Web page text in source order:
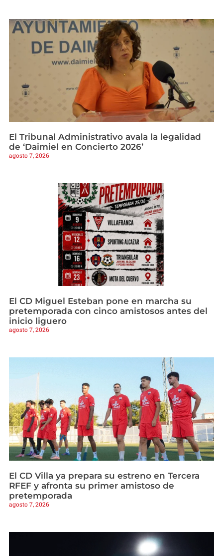
El Tribunal Administrativo avala la legalidad
de ‘Daimiel en Concierto 2026’
agosto 7, 2026
El CD Miguel Esteban pone en marcha su
pretemporada con cinco amistosos antes del
inicio liguero
agosto 7, 2026
El CD Villa ya prepara su estreno en Tercera
RFEF y afronta su primer amistoso de
pretemporada
agosto 7, 2026